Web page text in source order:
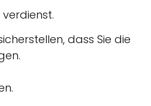
dass Sie die